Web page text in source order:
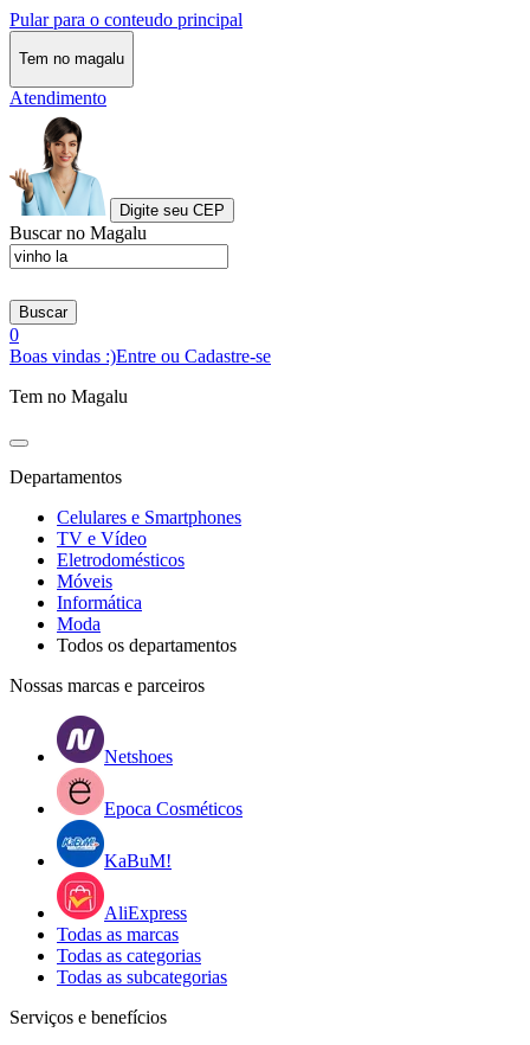
Pular para o conteudo principal
Tem no magalu
Atendimento
Digite seu CEP
Buscar no Magalu
Buscar
0
Boas vindas :)Entre ou Cadastre-se
Tem no Magalu
Departamentos
Celulares e Smartphones
TV e Vídeo
Eletrodomésticos
Móveis
Informática
Moda
Todos os departamentos
Nossas marcas e parceiros
Netshoes
Epoca Cosméticos
KaBuM!
AliExpress
Todas as marcas
Todas as categorias
Todas as subcategorias
Serviços e benefícios